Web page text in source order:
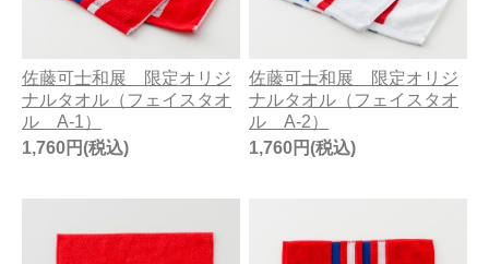
佐藤可士和展 限定オリジ
ナルタオル（フェイスタオ
ル A-1）
1,760円(税込)
佐藤可士和展 限定オリジ
ナルタオル（フェイスタオ
ル A-2）
1,760円(税込)